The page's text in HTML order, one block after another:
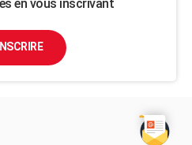
en vous inscrivant